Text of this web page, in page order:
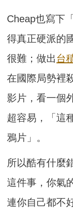
Cheap也寫下
得真正硬派的
很難；做出台
在國際局勢裡
影片，看一個
超容易，「這
鴉片」。
所以酷有什麼
這件事，你氣
連你自己都不